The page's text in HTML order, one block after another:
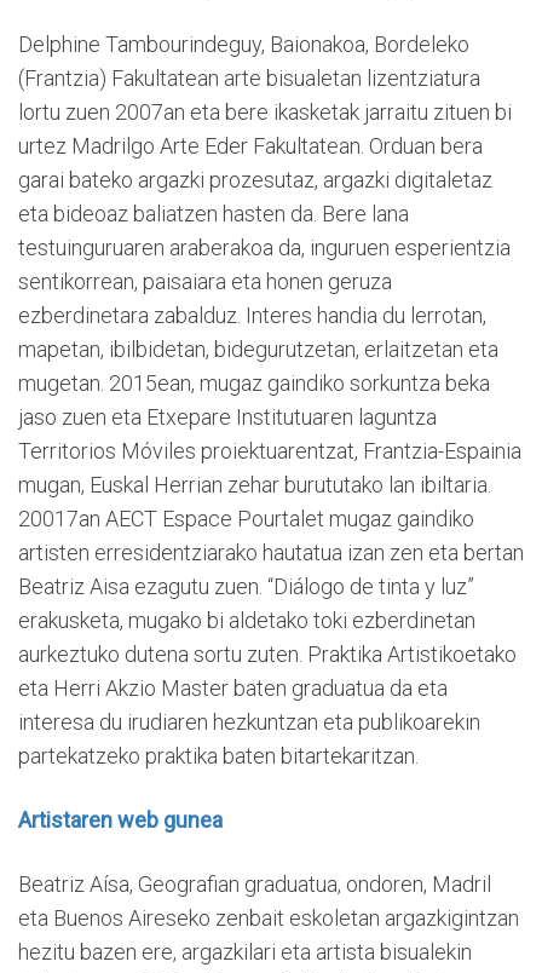
Delphine Tambourindeguy, Baionakoa, Bordeleko
(Frantzia) Fakultatean arte bisualetan lizentziatura
lortu zuen 2007an eta bere ikasketak jarraitu zituen bi
urtez Madrilgo Arte Eder Fakultatean. Orduan bera
garai bateko argazki prozesutaz, argazki digitaletaz
eta bideoaz baliatzen hasten da. Bere lana
testuinguruaren araberakoa da, inguruen esperientzia
sentikorrean, paisaiara eta honen geruza
ezberdinetara zabalduz. Interes handia du lerrotan,
mapetan, ibilbidetan, bidegurutzetan, erlaitzetan eta
mugetan. 2015ean, mugaz gaindiko sorkuntza beka
jaso zuen eta Etxepare Institutuaren laguntza
Territorios Móviles proiektuarentzat, Frantzia-Espainia
mugan, Euskal Herrian zehar burututako lan ibiltaria.
20017an AECT Espace Pourtalet mugaz gaindiko
artisten erresidentziarako hautatua izan zen eta bertan
Beatriz Aisa ezagutu zuen. “Diálogo de tinta y luz”
erakusketa, mugako bi aldetako toki ezberdinetan
aurkeztuko dutena sortu zuten. Praktika Artistikoetako
eta Herri Akzio Master baten graduatua da eta
interesa du irudiaren hezkuntzan eta publikoarekin
partekatzeko praktika baten bitartekaritzan.
Artistaren web gunea
Beatriz Aísa, Geografian graduatua, ondoren, Madril
eta Buenos Aireseko zenbait eskoletan argazkigintzan
hezitu bazen ere, argazkilari eta artista bisualekin